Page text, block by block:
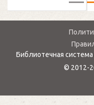
© 2012-